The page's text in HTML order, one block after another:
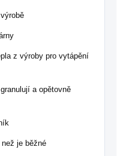
z výroby pro vytápění
a opětovně
je běžné